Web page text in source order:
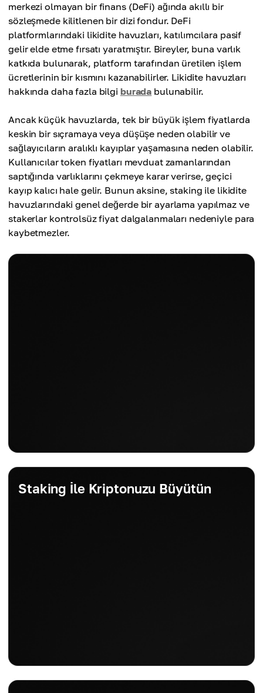
merkezi olmayan bir finans (DeFi) ağında akıllı bir
sözleşmede kilitlenen bir dizi fondur. DeFi
platformlarındaki likidite havuzları, katılımcılara pasif
gelir elde etme fırsatı yaratmıştır. Bireyler, buna varlık
katkıda bulunarak, platform tarafından üretilen işlem
ücretlerinin bir kısmını kazanabilirler. Likidite havuzları
hakkında daha fazla bilgi burada bulunabilir.
Ancak küçük havuzlarda, tek bir büyük işlem fiyatlarda
keskin bir sıçramaya veya düşüşe neden olabilir ve
sağlayıcıların aralıklı kayıplar yaşamasına neden olabilir.
Kullanıcılar token fiyatları mevduat zamanlarından
saptığında varlıklarını çekmeye karar verirse, geçici
kayıp kalıcı hale gelir. Bunun aksine, staking ile likidite
havuzlarındaki genel değerde bir ayarlama yapılmaz ve
stakerlar kontrolsüz fiyat dalgalanmaları nedeniyle para
kaybetmezler.
Staking İle Kriptonuzu Büyütün